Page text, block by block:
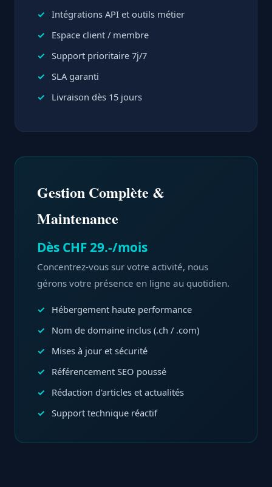
Intégrations API et outils métier
Espace client / membre
Support prioritaire 7j/7
SLA garanti
Livraison dès 15 jours
Gestion Complète &
Maintenance
Dès CHF 29.-/mois
Concentrez-vous sur votre activité, nous
gérons votre présence en ligne au quotidien.
Hébergement haute performance
Nom de domaine inclus (.ch / .com)
Mises à jour et sécurité
Référencement SEO poussé
Rédaction d'articles et actualités
Support technique réactif